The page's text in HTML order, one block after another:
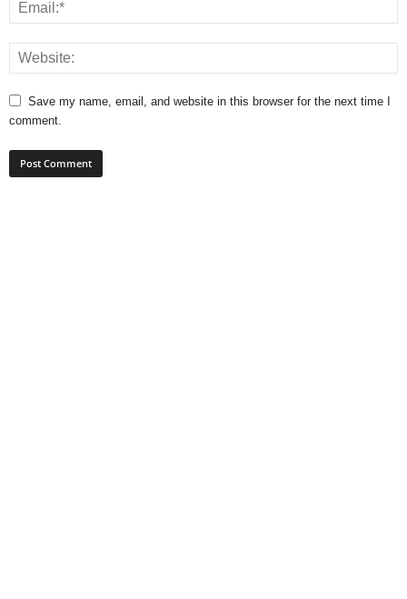
Save my name, email, and website in this browser for the next time I
comment.